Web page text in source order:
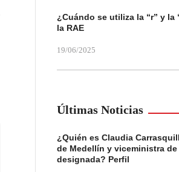
¿Cuándo se utiliza la “r” y la
la RAE
19/06/2025
Últimas Noticias
¿Quién es Claudia
de Medellín y viceministra de
designada? Perfil